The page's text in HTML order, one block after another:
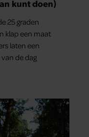
kunt doen)
25 graden
klap een maat
laten een
de dag